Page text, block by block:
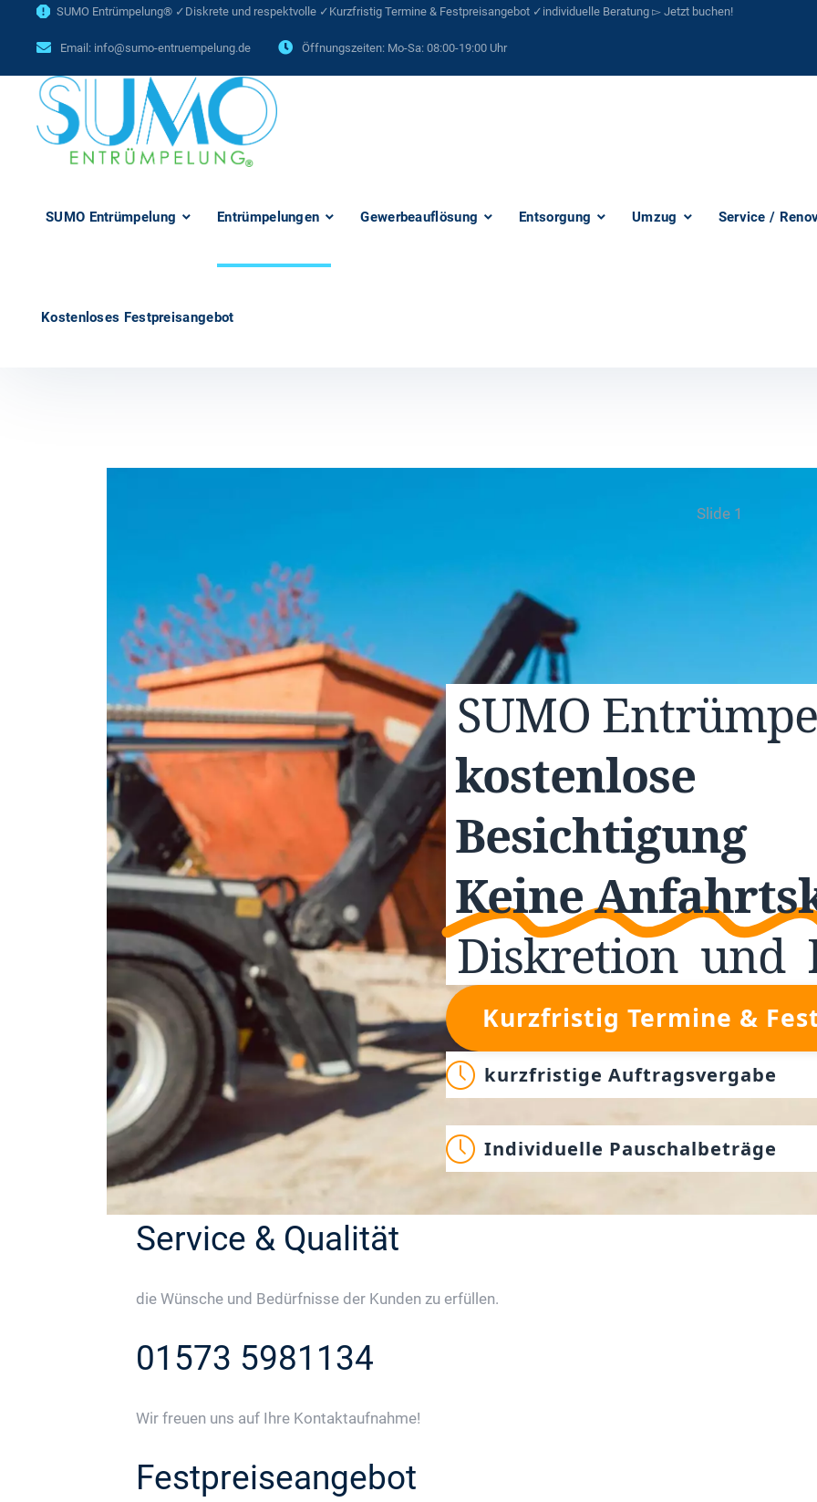
SUMO Entrümpelung® ✓Diskrete und respektvolle ✓Kurzfristig Termine & Festpreisangebot ✓individuelle Beratung ▻ Jetzt buchen!
Email: info@sumo-entruempelung.de Öffnungszeiten: Mo-Sa: 08:00-19:00 Uhr
SUMO Entrümpelung Entrümpelungen Gewerbeauflösung Entsorgung Umzug Service /
Kostenloses Festpreisangebot
Slide 1
SUMO
kostenlose
Besichtigung
Keine
Diskretion und
Kurzfristig Termine &
kurzfristige Auftragsvergabe
Individuelle Pauschalbeträge
Service & Qualität
die Wünsche und Bedürfnisse der Kunden zu erfüllen.
01573 5981134
Wir freuen uns auf Ihre Kontaktaufnahme!
Festpreiseangebot